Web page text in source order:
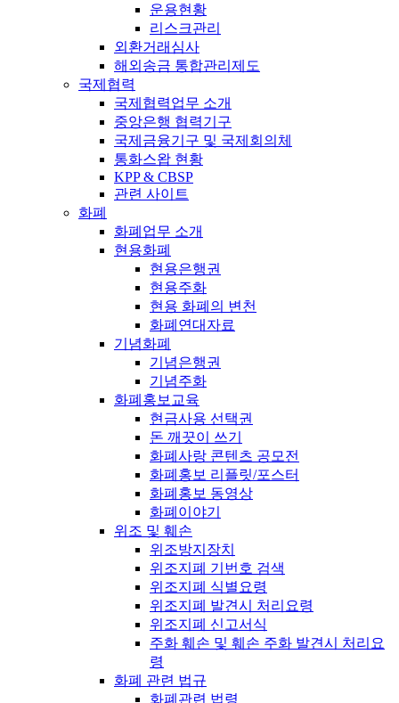
운용현황
리스크관리
외환거래심사
해외송금 통합관리제도
국제협력
국제협력업무 소개
중앙은행 협력기구
국제금융기구 및 국제회의체
통화스왑 현황
KPP & CBSP
관련 사이트
화폐
화폐업무 소개
현용화폐
현용은행권
현용주화
현용 화폐의 변천
화폐연대자료
기념화폐
기념은행권
기념주화
화폐홍보교육
현금사용 선택권
돈 깨끗이 쓰기
화폐사랑 콘텐츠 공모전
화폐홍보 리플릿/포스터
화폐홍보 동영상
화폐이야기
위조 및 훼손
위조방지장치
위조지폐 기번호 검색
위조지폐 식별요령
위조지폐 발견시 처리요령
위조지폐 신고서식
주화 훼손 및 훼손 주화 발견시 처리요
령
화폐 관련 법규
화폐관련 법령